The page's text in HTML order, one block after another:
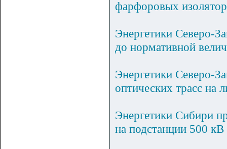
фарфоровых
Энергетики Северо-
до нормативной
Энергетики Северо-
оптических трасс на
Энергетики Сибири
на подстанции 500